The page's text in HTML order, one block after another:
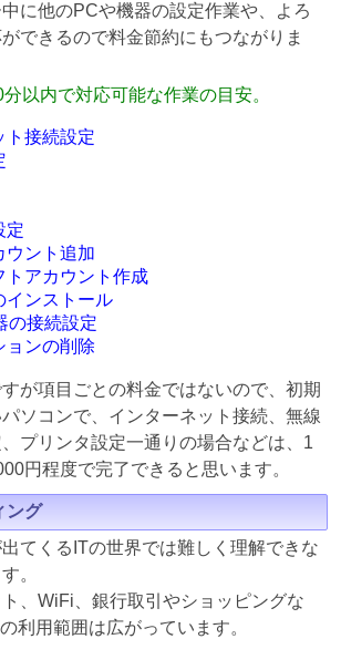
に他のPCや機器の設定作業や、よろ
できるので料金節約にもつながりま
以内で対応可能な作業の目安。
ト接続設定
定
ウント追加
トアカウント作成
インストール
の接続設定
ョンの削除
が項目ごとの料金ではないので、初期
ソコンで、インターネット接続、無線
プリンタ設定一通りの場合などは、1
円程度で完了できると思います。
ング
てくるITの世界では難しく理解できな
。
、WiFi、銀行取引やショッピングな
利用範囲は広がっています。